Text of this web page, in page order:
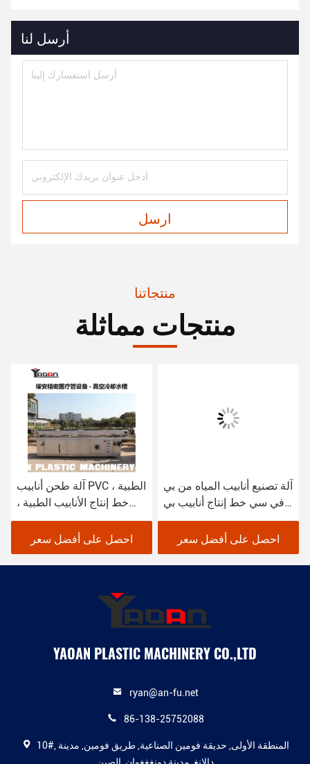
أرسل لنا
ارسل
منتجاتنا
منتجات مماثلة
آلة طحن أنابيب PVC الطبية ،
خط إنتاج الأنابيب الطبية ،
قطر 4-12mm
احصل على أفضل سعر
آلة تصنيع أنابيب المياه من بي
في سي خط إنتاج أنابيب بي
في سي تصميم جديد
احصل على أفضل سعر
YAOAN PLASTIC MACHINERY CO.,LTD
ryan@an-fu.net
86-138-25752088
10#, المنطقة الأولى, حديقة فومين الصناعية, طريق فومين, مدينة